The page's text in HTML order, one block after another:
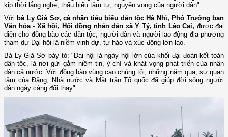
kịp thời lắng nghe, thấu hiểu tâm tư, nguyện vọng của người dân".
Với bà Ly Giá Sơ, cá nhân tiêu biểu dân tộc Hà Nhì, Phó Trưởng ban
Văn hóa - Xã hội, Hội đồng nhân dân xã Y Tý, tỉnh Lào Cai, được đại
diện cho đồng bào các dân tộc, người dân và người lao động địa phương
tham dự Đại hội là niềm vinh dự, tự hào và xúc động lớn lao.
Bà Ly Giá Sơ bày tỏ: "Đại hội là ngày hội lớn của khối đại đoàn kết toàn
dân tộc, là nơi gửi gắm niềm tin, ý chí và khát vọng phát triển của nhân
dân cả nước. Với đồng bào vùng cao chúng tôi, những năm qua, sự quan
tâm của Đảng, Nhà nước và Mặt trận Tổ quốc đã giúp đời sống người
dân ngày càng đổi thay".